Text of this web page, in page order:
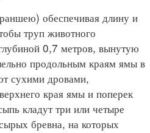
обеспечивая длину и
труп животного
0,7 метров, вынутую
продольным краям ямы в
сухими дровами,
края ямы и поперек
кладут три или четыре
бревна, на которых